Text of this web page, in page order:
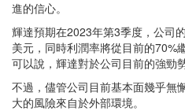
進的信心。
輝達預期在2023年第3季度，公司
美元，同時利潤率將從目前的70%
可以說，輝達對於公司目前的強勁
不過，儘管公司目前基本面幾乎無
大的風險來自於外部環境。